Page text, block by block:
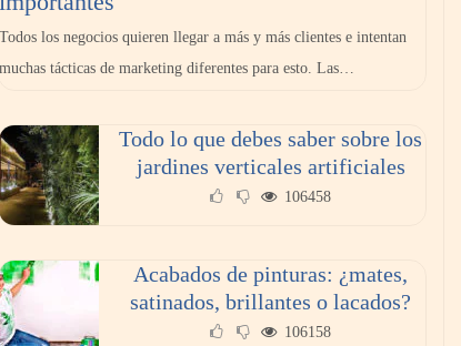
Todos los negocios quieren llegar a más y más clientes e intentan
muchas tácticas de marketing diferentes para esto. Las…
Todo lo que debes saber sobre los
jardines verticales artificiales
106458
Acabados de pinturas: ¿mates,
satinados, brillantes o lacados?
106158